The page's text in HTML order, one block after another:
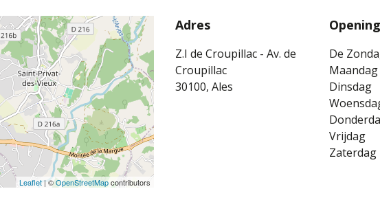
Leaflet | ©OpenStreetMapcontributors
Adres
Z.I de Croupillac - Av. de
Croupillac
30100, Ales
De
Maandag
Dinsdag
Vrijdag
Zaterdag